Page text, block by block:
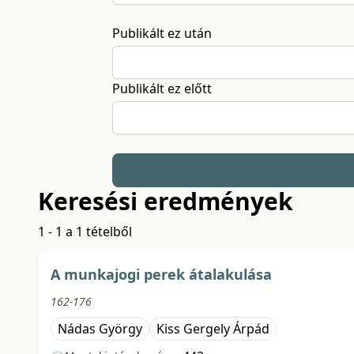
Publikált ez után
Publikált ez előtt
Keresési eredmények
1 - 1 a 1 tételből
A munkajogi perek átalakulása
162-176
Nádas György Kiss Gergely Árpád